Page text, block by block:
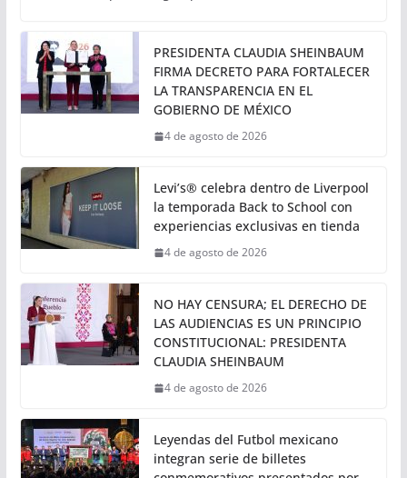
5 de agosto de 2026 Calor noticias
• Con base en las conclusiones de la Comisión
Permanente Instructora, el Poder Legislativo
determina que ha lugar, por lo
PRESIDENTA CLAUDIA SHEINBAUM
FIRMA DECRETO PARA FORTALECER
LA TRANSPARENCIA EN EL
GOBIERNO DE MÉXICO
Levi’s® celebra dentro de Liverpool
la temporada Back to School con
experiencias exclusivas en tienda
4 de agosto de 2026
NO HAY CENSURA; EL DERECHO DE
LAS AUDIENCIAS ES UN PRINCIPIO